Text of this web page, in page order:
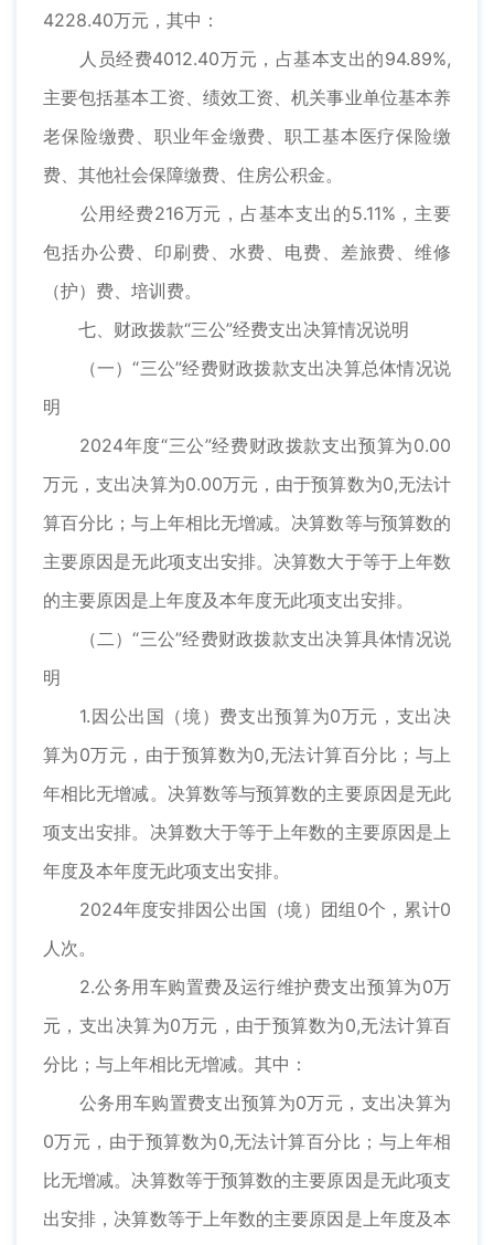
4228.40万元，其中：
人员经费4012.40万元，占基本支出的94.89%,
主要包括基本工资、绩效工资、机关事业单位基本养
老保险缴费、职业年金缴费、职工基本医疗保险缴
费、其他社会保障缴费、住房公积金。
公用经费216万元，占基本支出的5.11%，主要
包括办公费、印刷费、水费、电费、差旅费、维修
（护）费、培训费。
七、财政拨款“三公”经费支出决算情况说明
（一）“三公”经费财政拨款支出决算总体情况说
明
2024年度“三公”经费财政拨款支出预算为0.00
万元，支出决算为0.00万元，由于预算数为0,无法计
算百分比；与上年相比无增减。决算数等与预算数的
主要原因是无此项支出安排。决算数大于等于上年数
的主要原因是上年度及本年度无此项支出安排。
（二）“三公”经费财政拨款支出决算具体情况说
明
1.因公出国（境）费支出预算为0万元，支出决
算为0万元，由于预算数为0,无法计算百分比；与上
年相比无增减。决算数等与预算数的主要原因是无此
项支出安排。决算数大于等于上年数的主要原因是上
年度及本年度无此项支出安排。
2024年度安排因公出国（境）团组0个，累计0
人次。
2.公务用车购置费及运行维护费支出预算为0万
元，支出决算为0万元，由于预算数为0,无法计算百
分比；与上年相比无增减。其中：
公务用车购置费支出预算为0万元，支出决算为
0万元，由于预算数为0,无法计算百分比；与上年相
比无增减。决算数等于预算数的主要原因是无此项支
出安排，决算数等于上年数的主要原因是上年度及本